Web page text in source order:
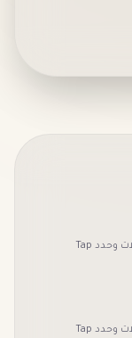
وحدد Tap
وحدد Tap